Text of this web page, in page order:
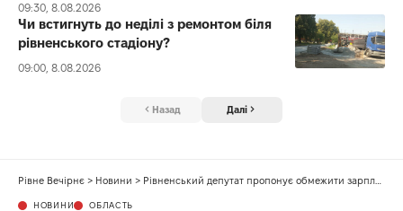
09:30, 8.08.2026
Чи встигнуть до неділі з ремонтом біля
рівненського стадіону?
09:00, 8.08.2026
Назад Далі
Рівне Вечірнє > Новини > Рівненський депутат пропонує обмежити зарплати чиновників трьома «мінімалками» під час війни
НОВИНИ ОБЛАСТЬ